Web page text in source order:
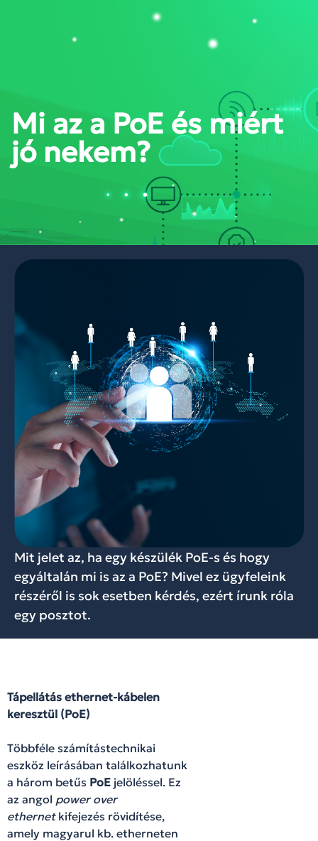
PORTÁL BELÉPÉS
Mi az a PoE és miért
jó nekem?
Mit jelet az, ha egy készülék PoE-s és hogy
egyáltalán mi is az a PoE? Mivel ez ügyfeleink
részéről is sok esetben kérdés, ezért írunk róla
egy posztot.
Tápellátás ethernet-kábelen
keresztül (PoE)
Többféle számítástechnikai
eszköz leírásában találkozhatunk
a három betűs PoE jelöléssel. Ez
az angol power over
ethernet kifejezés rövidítése,
amely magyarul kb. etherneten